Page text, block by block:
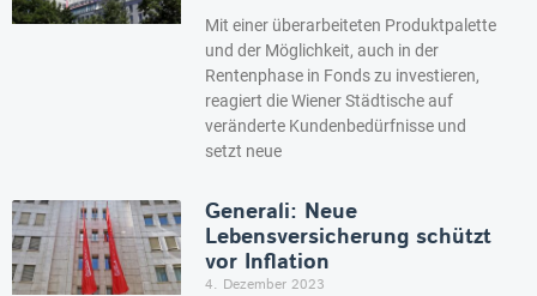
Mit einer überarbeiteten Produktpalette
und der Möglichkeit, auch in der
Rentenphase in Fonds zu investieren,
reagiert die Wiener Städtische auf
veränderte Kundenbedürfnisse und
setzt neue
Generali: Neue
Lebensversicherung schützt
vor Inflation
4. Dezember 2023